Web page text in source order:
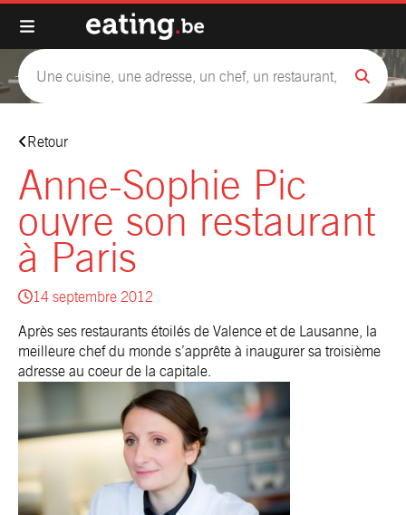
Retour
Anne-Sophie Pic
ouvre son restaurant
à Paris
14 septembre 2012
Après ses restaurants étoilés de Valence et de Lausanne, la
meilleure chef du monde s’apprête à inaugurer sa troisième
adresse au coeur de la capitale.